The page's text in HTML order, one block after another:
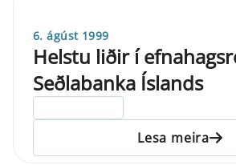
6. ágúst 1999
Helstu liðir í
Seðlabanka Íslands
Lesa meira